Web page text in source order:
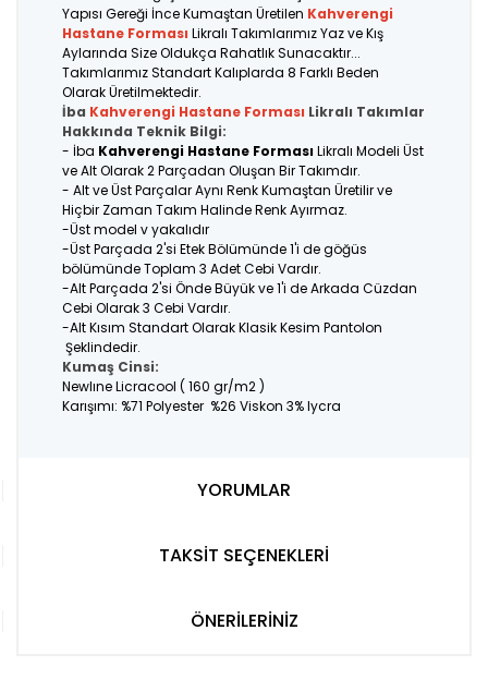
Yapısı Gereği İnce Kumaştan Üretilen Kahverengi
Hastane Forması Likralı Takımlarımız Yaz ve Kış
Aylarında Size Oldukça Rahatlık Sunacaktır...
Takımlarımız Standart Kalıplarda 8 Farklı Beden
Olarak Üretilmektedir.
İba Kahverengi Hastane Forması Likralı Takımlar
Hakkında Teknik Bilgi:
- İba Kahverengi Hastane FormasıLikralı Modeli Üst
ve Alt Olarak 2 Parçadan Oluşan Bir Takımdır.
- Alt ve Üst Parçalar Aynı Renk Kumaştan Üretilir ve
Hiçbir Zaman Takım Halinde Renk Ayırmaz.
-Üst model v yakalıdır
-Üst Parçada 2'si Etek Bölümünde 1'i de göğüs
bölümünde Toplam 3 Adet Cebi Vardır.
-Alt Parçada 2'si Önde Büyük ve 1'i de Arkada Cüzdan
Cebi Olarak 3 Cebi Vardır.
-Alt Kısım Standart Olarak Klasik Kesim Pantolon
Şeklindedir.
Kumaş Cinsi:
Newlıne Licracool ( 160 gr/m2 )
Karışımı: %71 Polyester %26 Viskon 3% lycra
YORUMLAR
TAKSİT SEÇENEKLERİ
ÖNERİLERİNİZ